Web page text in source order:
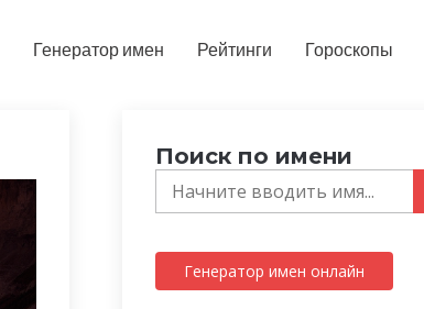
Генератор имен Рейтинги Гороскопы
Поиск по имени
Генератор имен онлайн